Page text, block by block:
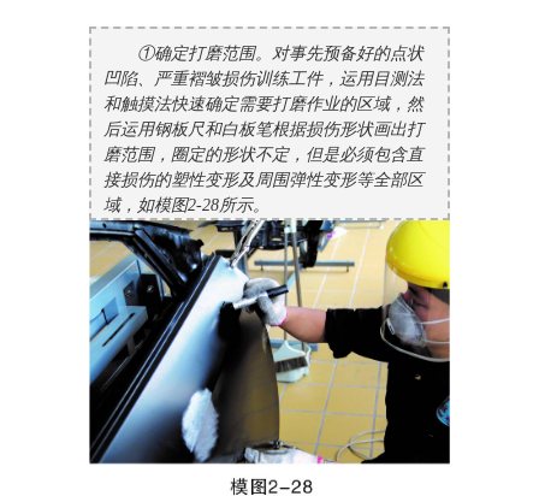
①确定打磨范围。对事先预备好的点状
凹陷、严重褶皱损伤训练工件，运用目测法
和触摸法快速确定需要打磨作业的区域，然
后运用钢板尺和白板笔根据损伤形状画出打
磨范围，圈定的形状不定，但是必须包含直
接损伤的塑性变形及周围弹性变形等全部区
域，如模图2-28所示。